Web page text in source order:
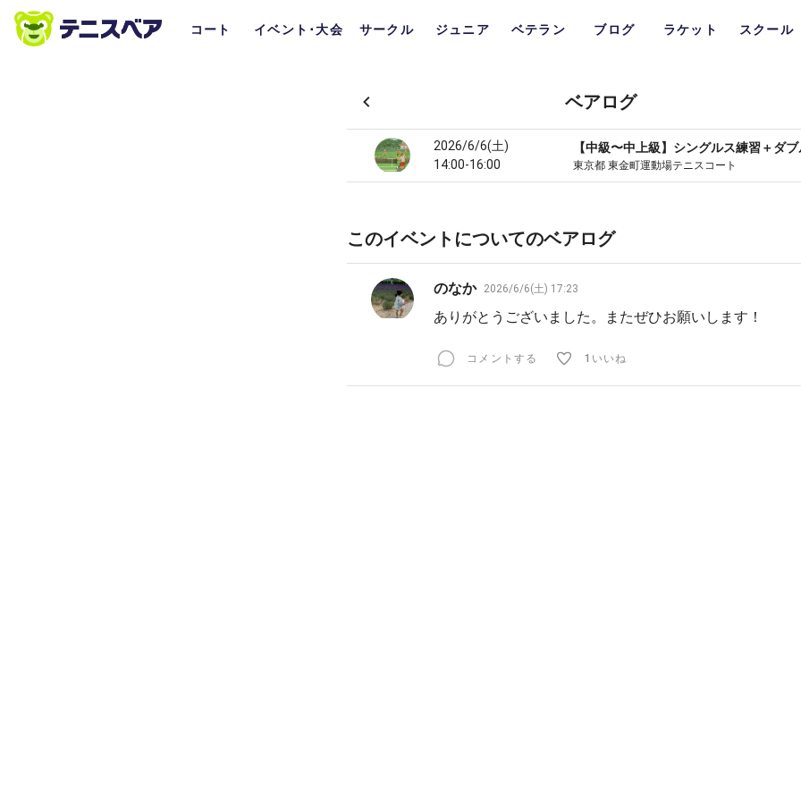
コート イベント･大会 サークル ジュニア ベテラン ブログ ラケット スクール
ベアログ
2026/6/6(土)
14:00-16:00
東京都 東金町運動場テニスコート
このイベントについてのベアログ
のなか 2026/6/6(土) 17:23
ありがとうございました。またぜひお願いします！
コメントする 1いいね